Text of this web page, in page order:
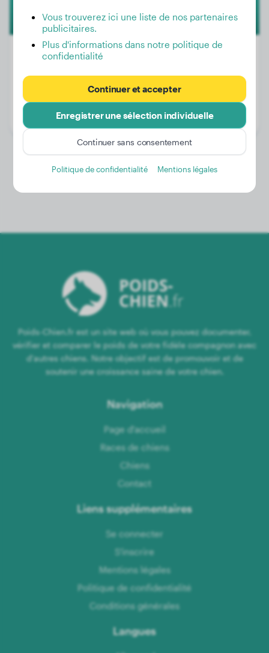
Âge:
4 ans, 5 mois
Femelle
Poids-Chien.fr est un site web où vous pouvez documenter,
vérifier et comparer le poids de votre fidèle compagnon avec
d'autres chiens. Notre objectif est de promouvoir et de
soutenir une croissance saine de votre chien.
Navigation
Page d'accueil
Races de chiens
Chiens
Contact
Liens supplémentaires
Se connecter
S'inscrire
Mentions légales
Politique de confidentialité
Conditions générales
Langues
Vous trouverez ici une liste de nos partenaires
publicitaires.
Plus d'informations dans notre politique de
confidentialité
Continuer et accepter
Enregistrer une sélection individuelle
Continuer sans consentement
Politique de confidentialité Mentions légales